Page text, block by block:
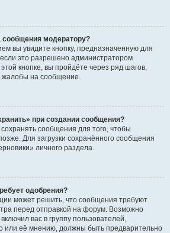
сообщения модератору?
вы увидите кнопку, предназначенную для
это разрешено администратором
кнопке, вы пройдёте через ряд шагов,
жалобы на сообщение.
при создании сообщения?
сообщения для того, чтобы
Для загрузки сохранённого сообщения
личного раздела.
одобрения?
может решить, что сообщения требуют
перед отправкой на форум. Возможно
вас в группу пользователей,
или её мнению, должны быть предварительно